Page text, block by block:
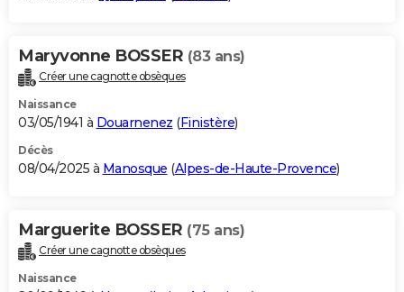
Maryvonne BOSSER (83 ans)
Créer une cagnotte obsèques
Naissance
03/05/1941 à Douarnenez (Finistère)
Décès
08/04/2025 à Manosque (Alpes-de-Haute-Provence)
Marguerite BOSSER (75 ans)
Créer une cagnotte obsèques
Naissance